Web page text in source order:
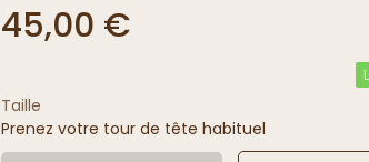
45,00 €
Taille
Prenez votre tour de tête habituel